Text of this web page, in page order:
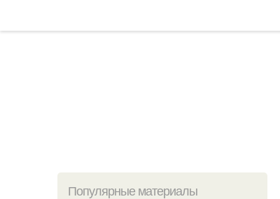
Популярные материалы